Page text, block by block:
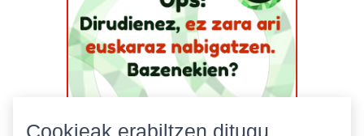
Cookieak erabiltzen ditugu